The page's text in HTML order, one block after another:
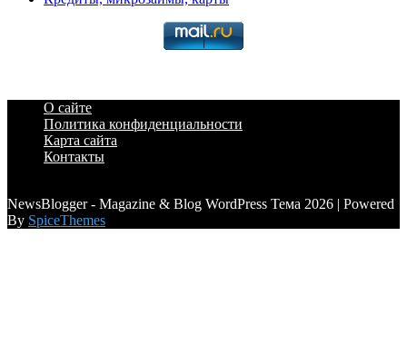
О сайте
Политика конфиденциальности
Карта сайта
Контакты
NewsBlogger - Magazine & Blog WordPress Тема 2026 | Powered
By SpiceThemes